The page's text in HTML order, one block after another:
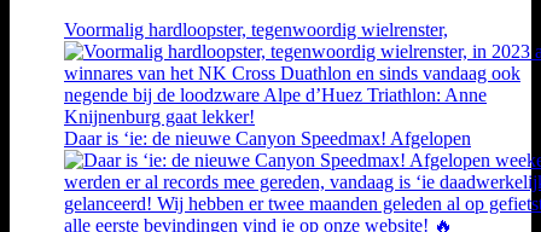
Voormalig hardloopster, tegenwoordig wielrenster,
Daar is ‘ie: de nieuwe Canyon Speedmax! Afgelopen